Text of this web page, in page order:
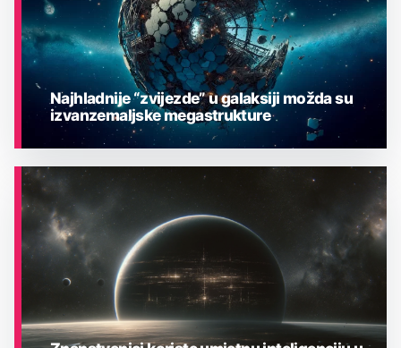
ASTRONOMIJA
Najhladnije “zvijezde” u galaksiji možda su
izvanzemaljske megastrukture